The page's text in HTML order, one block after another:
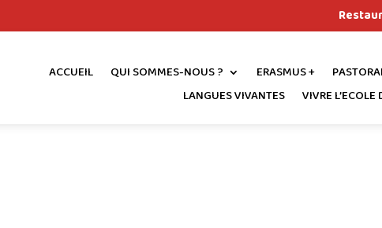
ACCUEIL QUI SOMMES-NOUS ? ERASMUS +
LANGUES VIVANTES
VIVRE L’ECOLE